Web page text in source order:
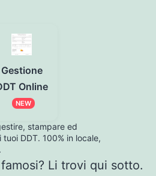
Gestione
Online
NEW
stampare ed
tuoi DDT. 100% in locale,
Li trovi qui sotto.